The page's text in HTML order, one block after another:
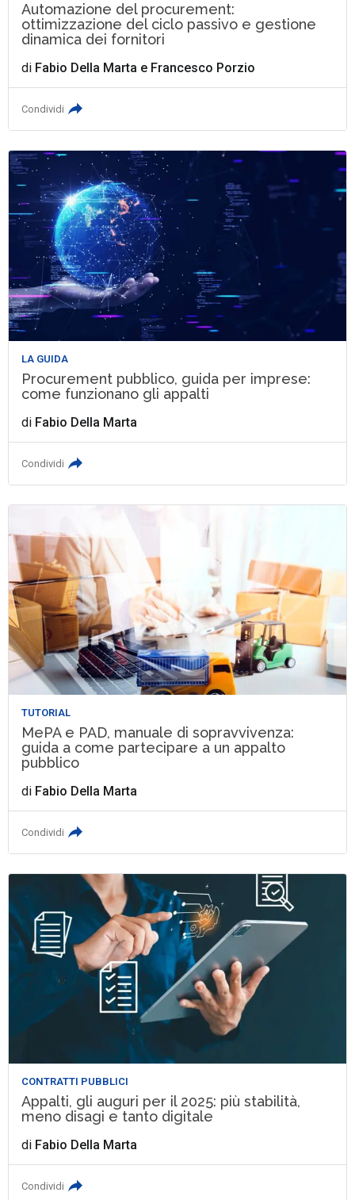
Automazione del procurement:
ottimizzazione del ciclo passivo e gestione
dinamica dei fornitori
di Fabio Della Marta e Francesco Porzio
Condividi
LA GUIDA
Procurement pubblico, guida per imprese:
come funzionano gli appalti
di Fabio Della Marta
Condividi
TUTORIAL
MePA e PAD, manuale di sopravvivenza:
guida a come partecipare a un appalto
pubblico
di Fabio Della Marta
Condividi
CONTRATTI PUBBLICI
Appalti, gli auguri per il 2025: più stabilità,
meno disagi e tanto digitale
di Fabio Della Marta
Condividi